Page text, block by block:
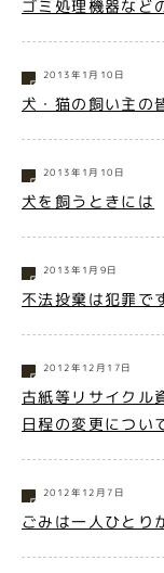
ゴミ処理機器など
2013年1月10日
犬・猫の飼い主の
2013年1月10日
犬を飼うときには
2013年1月9日
不法投棄は犯罪で
2012年12月17日
古紙等リサイクル
日程の変更につい
2012年12月7日
ごみは一人ひとり